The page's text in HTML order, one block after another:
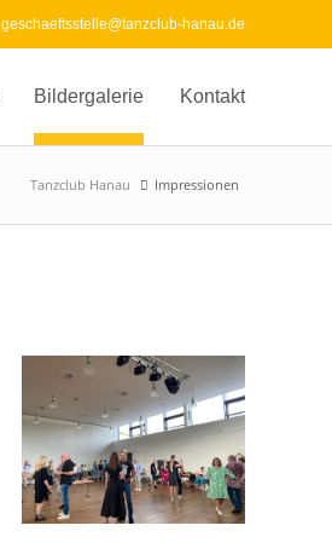
geschaeftsstelle@tanzclub-hanau.de
Bildergalerie Kontakt
Tanzclub Hanau Impressionen